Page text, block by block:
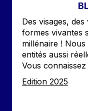
Accroche
Des visages,
formes vivantes
millénaire !
entités aussi
Vous connaissez
Edition
Edition 2025